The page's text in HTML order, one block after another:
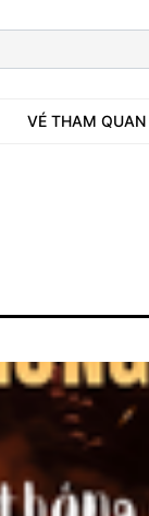
VÉ THAM QUAN